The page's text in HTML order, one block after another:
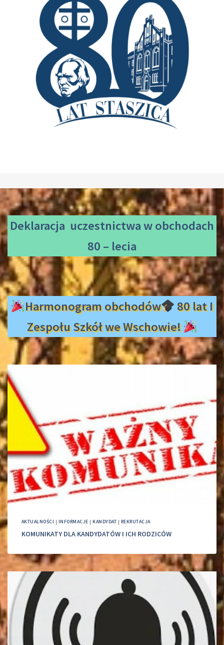
Deklaracja uczestnictwaw obchodach
80 – lecia
Harmonogram obchodów
80 lat I
Zespołu Szkół we Wschowie!
AKTUALNOŚCI | INFORMACJE |KANDYDAT | REKRUTACJA
KOMUNIKATY DLA KANDYDATÓW I ICH RODZICÓW